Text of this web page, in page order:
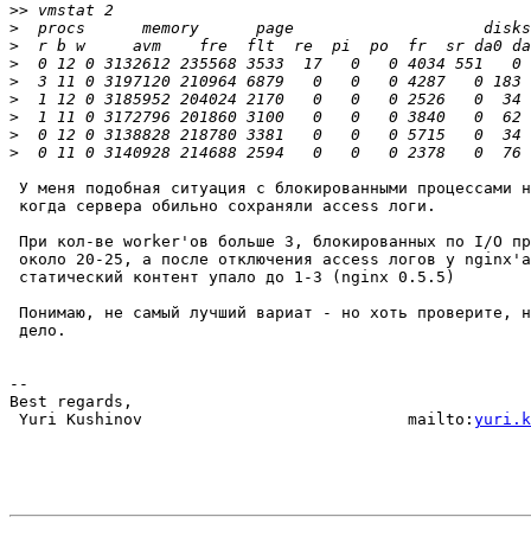
>>
>
>
>
>
>
>
>
>
У меня подобная ситуация с блокированными процессами
когда сервера обильно сохраняли access логи.
При кол-ве worker'ов больше 3, блокированных по I/O
около 20-25, а после отключения access логов у
статический контент упало до 1-3 (nginx 0.5.5)
Понимаю, не самый лучший вариат - но хоть проверите,
дело.
--
Best regards,
Yuri Kushinov                            mailto: